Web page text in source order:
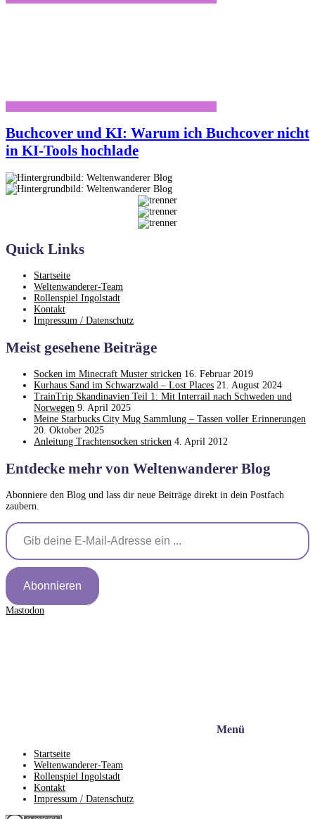
Buchcover und KI: Warum ich Buchcover nicht
in KI-Tools hochlade
Quick Links
Startseite
Weltenwanderer-Team
Rollenspiel Ingolstadt
Kontakt
Impressum / Datenschutz
Meist gesehene Beiträge
Socken im Minecraft Muster stricken 16. Februar 2019
Kurhaus Sand im Schwarzwald – Lost Places 21. August 2024
TrainTrip Skandinavien Teil 1: Mit Interrail nach Schweden und
Norwegen 9. April 2025
Meine Starbucks City Mug Sammlung – Tassen voller Erinnerungen
20. Oktober 2025
Anleitung Trachtensocken stricken 4. April 2012
Entdecke mehr von Weltenwanderer Blog
Abonniere den Blog und lass dir neue Beiträge direkt in dein Postfach
zaubern.
Gib deine E-Mail-Adresse ein ...
Abonnieren
Mastodon
Menü
Startseite
Weltenwanderer-Team
Rollenspiel Ingolstadt
Kontakt
Impressum / Datenschutz